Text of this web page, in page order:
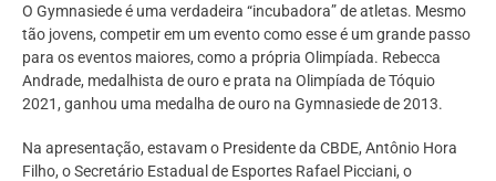
O Gymnasiede é uma verdadeira “incubadora” de atletas. Mesmo
tão jovens, competir em um evento como esse é um grande passo
para os eventos maiores, como a própria Olimpíada. Rebecca
Andrade, medalhista de ouro e prata na Olimpíada de Tóquio
2021, ganhou uma medalha de ouro na Gymnasiede de 2013.
Na apresentação, estavam o Presidente da CBDE, Antônio Hora
Filho, o Secretário Estadual de Esportes Rafael Picciani, o